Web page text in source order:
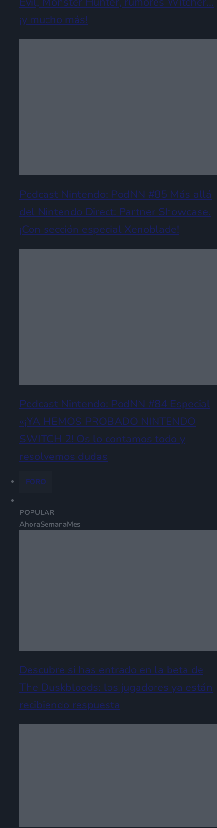
¡y mucho más!
Podcast Nintendo: PodNN #85 Más allá
del Nintendo Direct: Partner Showcase.
¡Con sección especial Xenoblade!
Podcast Nintendo: PodNN #84 Especial
«¡YA HEMOS PROBADO NINTENDO
SWITCH 2! Os lo contamos todo y
resolvemos dudas
FORO
POPULAR
AhoraSemanaMes
Descubre si has entrado en la beta de
The Duskbloods: los jugadores ya están
recibiendo respuesta